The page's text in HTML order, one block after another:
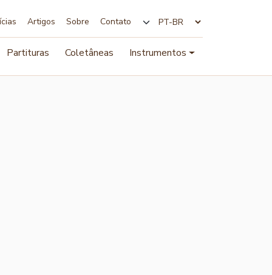
Artigos Sobre Contato
Partituras Coletâneas Instrumentos